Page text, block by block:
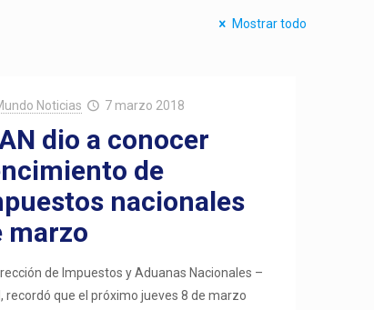
Mostrar todo
Noticias 7 marzo 2018
dio a conocer
de
nacionales
marzo
de Impuestos y Aduanas Nacionales –
recordó que el próximo jueves 8 de marzo